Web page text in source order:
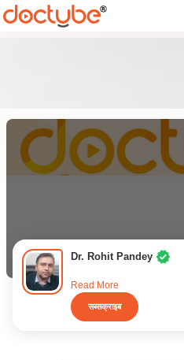
Dr. Rohit Pandey
Read More
सब्सक्राइब